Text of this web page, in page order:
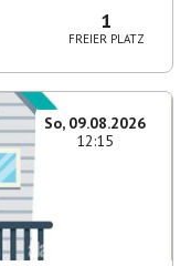
1
FREIER PLATZ
So, 09.08.2026
12:15